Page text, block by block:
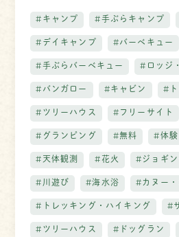
#キャンプ #手ぶらキャンプ
#デイキャンプ #バーベキュー
#手ぶらバーベキュー #ロッジ
#バンガロー #キャビン #ト
#ツリーハウス #フリーサイト
#グランピング #無料 #体験
#天体観測 #花火 #ジョギン
#川遊び #海水浴 #カヌー・
#トレッキング・ハイキング #
#ツリーハウス #ドッグラン